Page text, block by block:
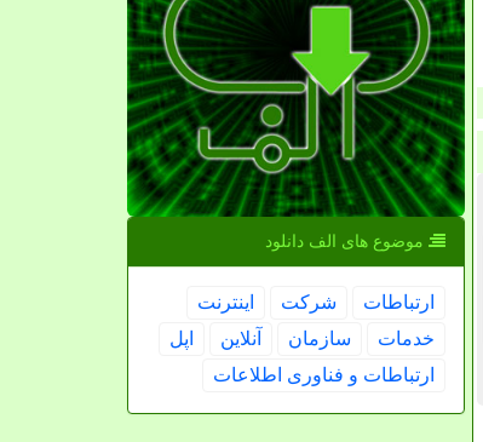
موضوع های الف دانلود
ارتباطات شركت
اینترنت
خدمات
سازمان آنلاین
اپل
ارتباطات و فناوری اطلاعات